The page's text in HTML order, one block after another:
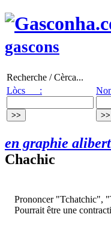
gascons
Recherche / Cèrca...
Lòcs :
en graphie
Chachic
Prononcer "Tchatchic",
Pourrait être une